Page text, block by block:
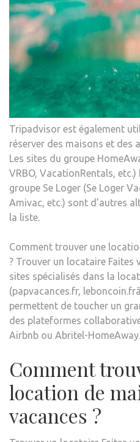
Tripadvisor est également
réserver des maisons et des
Les sites du groupe
VRBO, VacationRentals,
groupe Se Loger (Se Loger
Amivac, etc.) sont d’autres
la liste.
Comment trouver une
? Trouver un locataire Faites
sites spécialisés dans la
(papvacances.fr,
permettent de toucher un
des plateformes
Airbnb ou Abritel-HomeAway.
Comment
location de
vacances ?